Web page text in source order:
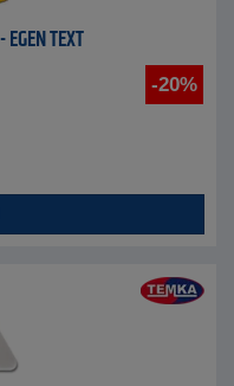
TEXT
-20%